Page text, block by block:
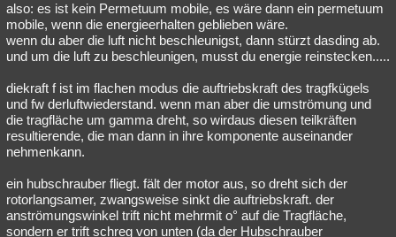
also: es ist kein Permetuum mobile, es wäre dann ein permetuum
mobile, wenn die energieerhalten geblieben wäre.
wenn du aber die luft nicht beschleunigst, dann stürzt dasding ab.
und um die luft zu beschleunigen, musst du energie reinstecken.....
diekraft f ist im flachen modus die auftriebskraft des tragfkügels
und fw derluftwiederstand. wenn man aber die umströmung und
die tragfläche um gamma dreht, so wirdaus diesen teilkräften
resultierende, die man dann in ihre komponente auseinander
nehmenkann.
ein hubschrauber fliegt. fält der motor aus, so dreht sich der
rotorlangsamer, zwangsweise sinkt die auftriebskraft. der
anströmungswinkel trift nicht mehrmit o° auf die Tragfläche,
sondern er trift schreg von unten (da der Hubschrauber